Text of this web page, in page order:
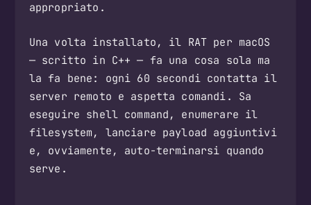
appropriato.
Una volta installato, il RAT per macOS
— scritto in C++ — fa una cosa sola ma
la fa bene: ogni 60 secondi contatta il
server remoto e aspetta comandi. Sa
eseguire shell command, enumerare il
filesystem, lanciare payload aggiuntivi
e, ovviamente, auto-terminarsi quando
serve.